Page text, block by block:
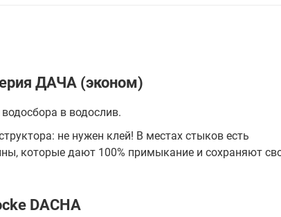
ДАЧА (эконом)
в водослив.
не нужен клей! В местах стыков есть
которые дают 100% примыкание и сохраняют
DACHA